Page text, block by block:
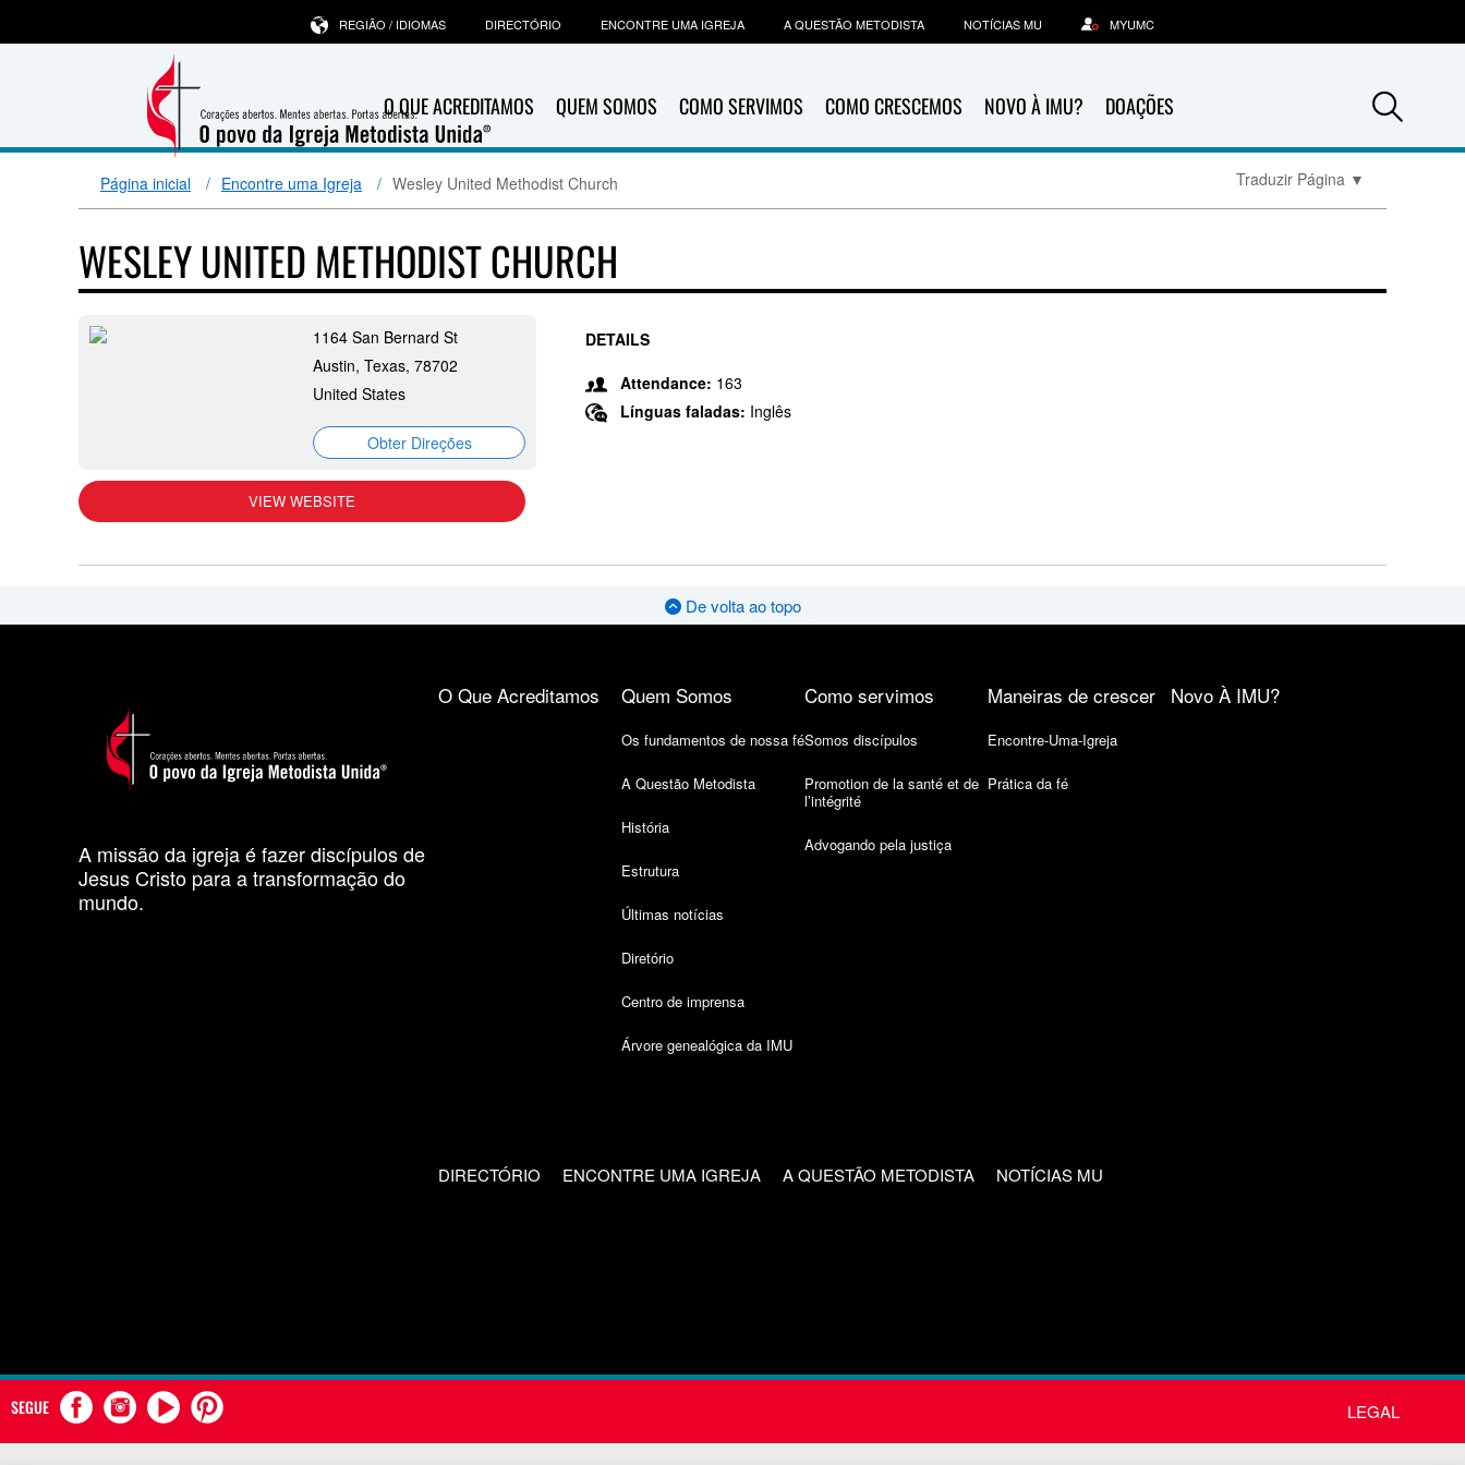
O QUE ACREDITAMOS QUEM SOMOS COMO SERVIMOS COMO CRESCEMOS NOVO À IMU? DOAÇÕES
REGIÃO / IDIOMAS DIRECTÓRIO ENCONTRE UMA IGREJA A QUESTÃO METODISTA NOTÍCIAS MU MYUMC
Página inicial Encontre uma Igreja Wesley United Methodist Church Traduzir Página ▼
WESLEY UNITED METHODIST CHURCH
1164 San Bernard St
Austin, Texas, 78702
United States
Obter Direções
VIEW WEBSITE
DETAILS
Attendance: 163
Línguas faladas: Inglês
De volta ao topo
A missão da igreja é fazer discípulos de
Jesus Cristo para a transformação do
mundo.
O Que Acreditamos Quem Somos
Os fundamentos de nossa fé
A Questão Metodista
História
Estrutura
Últimas notícias
Diretório
Centro de imprensa
Árvore genealógica da IMU
Como servimos
Somos discípulos
Promotion de la santé et de
l’intégrité
Advogando pela justiça
Maneiras de crescer
Encontre-Uma-Igreja
Prática da fé
Novo À IMU?
DIRECTÓRIO ENCONTRE UMA IGREJA A QUESTÃO METODISTA NOTÍCIAS MU
SEGUE LEGAL